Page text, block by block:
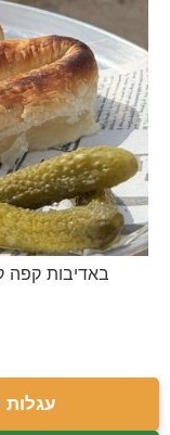
באדיבות קפה